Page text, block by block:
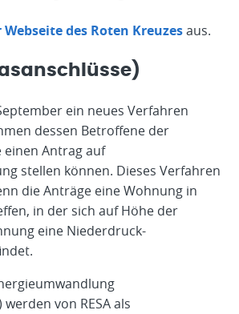
des Roten Kreuzesaus.
ein neues Verfahren
dessen Betroffene der
Antrag auf
stellen können. Dieses Verfahren
die Anträge eine Wohnung in
in der sich auf Höhe der
eine Niederdruck-
von RESA als